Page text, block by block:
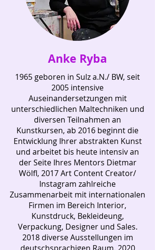
Anke Ryba
1965 geboren in Sulz a.N./ BW, seit
2005 intensive
Auseinandersetzungen mit
unterschiedlichen Maltechniken und
diversen Teilnahmen an
Kunstkursen, ab 2016 beginnt die
Entwicklung Ihrer abstrakten Kunst
und arbeitet bis heute intensiv an
der Seite Ihres Mentors Dietmar
Wölfl, 2017 Art Content Creator/
Instagram zahlreiche
Zusammenarbeit mit internationalen
Firmen im Bereich Interior,
Kunstdruck, Bekleideung,
Verpackung, Designer und Sales.
2018 diverse Ausstellungen im